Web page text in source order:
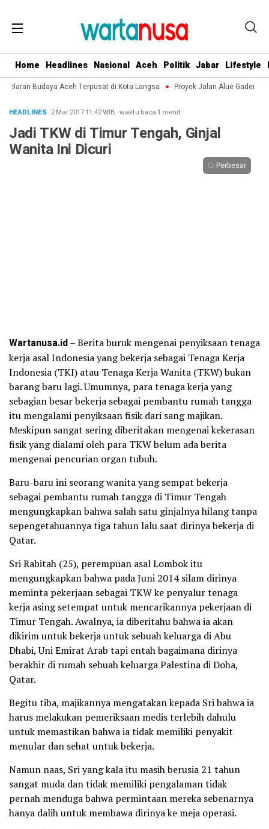
Home Headlines Nasional Aceh Politik Jabar Lifestyle
Budaya Aceh Terpusat di Kota Langsa Proyek Jalan Alue Gadeng-
HEADLINES· 2 Mar 201711:42WIB ·waktu baca 1 menit
Jadi TKW di Timur Tengah, Ginjal
Wanita Ini Dicuri
Perbesar
Wartanusa.id– Berita buruk mengenai penyiksaan tenaga
kerja asal Indonesia yang bekerja sebagai Tenaga Kerja
Indonesia (TKI) atau Tenaga Kerja Wanita (TKW) bukan
barang baru lagi. Umumnya, para tenaga kerja yang
sebagian besar bekerja sebagai pembantu rumah tangga
itu mengalami penyiksaan fisik dari sang majikan.
Meskipun sangat sering diberitakan mengenai kekerasan
fisik yang dialami oleh para TKW belum ada berita
mengenai pencurian organ tubuh.
Baru-baru ini seorang wanita yang sempat bekerja
sebagai pembantu rumah tangga di Timur Tengah
mengungkapkan bahwa salah satu ginjalnya hilang tanpa
sepengetahuannya tiga tahun lalu saat dirinya bekerja di
Qatar.
Sri Rabitah (25), perempuan asal Lombok itu
mengungkapkan bahwa pada Juni 2014 silam dirinya
meminta pekerjaan sebagai TKW ke penyalur tenaga
kerja asing setempat untuk mencarikannya pekerjaan di
Timur Tengah. Awalnya, ia diberitahu bahwa ia akan
dikirim untuk bekerja untuk sebuah keluarga di Abu
Dhabi, Uni Emirat Arab tapi entah bagaimana dirinya
berakhir di rumah sebuah keluarga Palestina di Doha,
Qatar.
Begitu tiba, majikannya mengatakan kepada Sri bahwa ia
harus melakukan pemeriksaan medis terlebih dahulu
untuk memastikan bahwa ia tidak memiliki penyakit
menular dan sehat untuk bekerja.
Namun naas, Sri yang kala itu masih berusia 21 tahun
sangat muda dan tidak memiliki pengalaman tidak
pernah menduga bahwa permintaan mereka sebenarnya
hanya dalih untuk membawa dirinya ke meja operasi.